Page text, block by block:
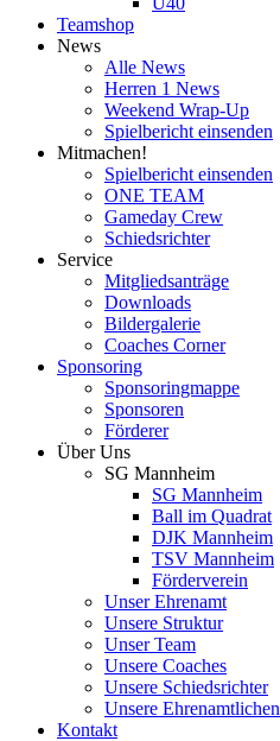
Teamshop
News
Alle News
Herren 1 News
Weekend Wrap-Up
Spielbericht einsenden
Mitmachen!
Spielbericht einsenden
ONE TEAM
Gameday Crew
Schiedsrichter
Service
Mitgliedsanträge
Downloads
Bildergalerie
Coaches Corner
Sponsoring
Sponsoringmappe
Sponsoren
Förderer
Über Uns
SG Mannheim
SG Mannheim
Ball im Quadrat
DJK Mannheim
TSV Mannheim
Förderverein
Unser Ehrenamt
Unsere Struktur
Unser Team
Unsere Coaches
Unsere Schiedsrichter
Unsere Ehrenamtlichen
Kontakt